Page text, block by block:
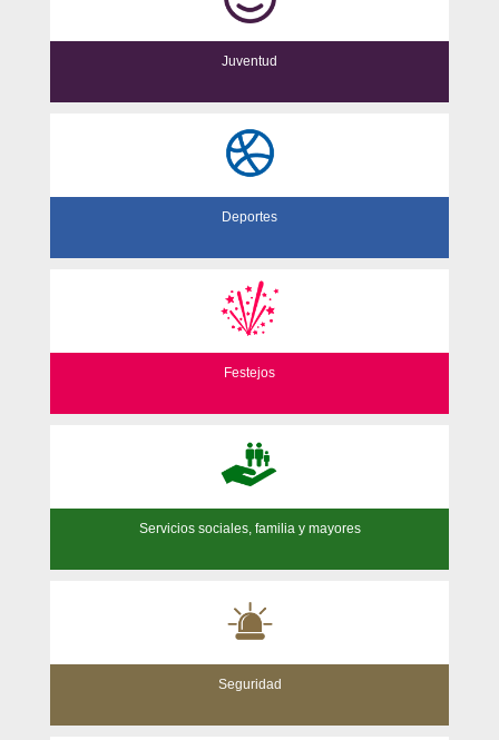
Juventud
Deportes
Festejos
Servicios sociales, familia y mayores
Seguridad